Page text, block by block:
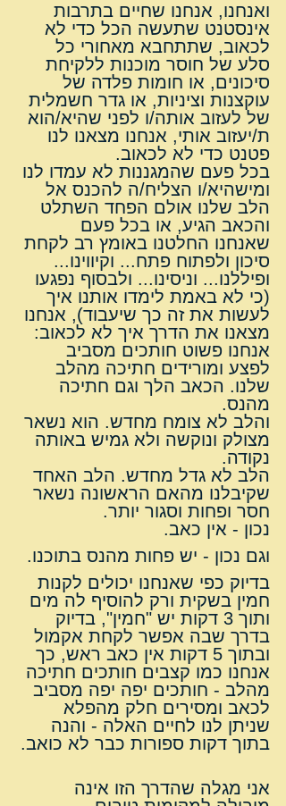
ואנחנו, אנחנו שחיים בתרבות
אינסטנט שתעשה הכל כדי לא
לכאוב, שתתחבא מאחורי כל
סלע של חוסר מוכנות ללקיחת
סיכונים, או חומות פלדה של
עוקצנות וציניות, או גדר חשמלית
של לעזוב אותה/ו לפני שהיא/הוא
ת/יעזוב אותי, אנחנו מצאנו לנו
פטנט כדי לא לכאוב.
בכל פעם שהמגננות לא עמדו לנו
ומישהיא/ו הצליח/ה להכנס אל
הלב שלנו אולם הפחד השתלט
והכאב הגיע, או בכל פעם
שאנחנו החלטנו באומץ רב לקחת
סיכון ולפתוח פתח... וקיווינו...
ופיללנו... וניסינו... ולבסוף נפגעו
(כי לא באמת לימדו אותנו איך
לעשות את זה כך שיעבוד), אנחנו
מצאנו את הדרך איך לא לכאוב:
אנחנו פשוט חותכים מסביב
לפצע ומורידים חתיכה מהלב
שלנו. הכאב הלך וגם חתיכה
מהנס.
והלב לא צומח מחדש. הוא נשאר
מצולק ונוקשה ולא גמיש באותה
נקודה.
הלב לא גדל מחדש. הלב האחד
שקיבלנו מהאם הראשונה נשאר
חסר ופחות וסגור יותר.
נכון - אין כאב.
וגם נכון - יש פחות מהנס בתוכנו.
בדיוק כפי שאנחנו יכולים לקנות
חמין בשקית ורק להוסיף לה מים
ותוך 3 דקות יש "חמין", בדיוק
בדרך שבה אפשר לקחת אקמול
ובתוך 5 דקות אין כאב ראש, כך
אנחנו כמו קצבים חותכים חתיכה
מהלב - חותכים יפה יפה מסביב
לכאב ומסירים חלק מהפלא
שניתן לנו לחיים האלה - והנה
בתוך דקות ספורות כבר לא כואב.
אני מגלה שהדרך הזו אינה